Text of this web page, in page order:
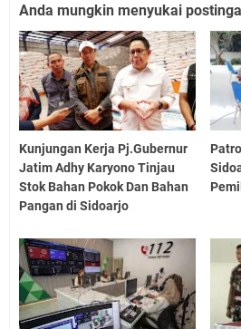
Anda mungkin menyukai
Kunjungan Kerja Pj.Gubernur
Jatim Adhy Karyono Tinjau
Stok Bahan Pokok Dan Bahan
Pangan di Sidoarjo